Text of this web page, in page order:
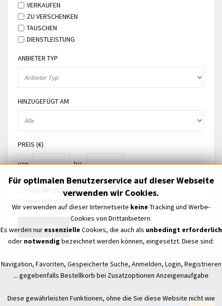
VERKAUFEN
ZU VERSCHENKEN
TAUSCHEN
DIENSTLEISTUNG
ANBIETER TYP
HINZUGEFÜGT AM
PREIS (€)
von bis
NUR MIT BILDERN
NUR MIT VIDEOS
SUCHEN
Für optimalen Benutzerservice auf dieser Webseite
verwenden wir Cookies.
Wir verwenden auf dieser Internetseite keine Tracking und Werbe-
Cookies von Drittanbietern.
Es werden nur essenzielle Cookies, die auch als unbedingt erforderlich
oder notwendig bezeichnet werden können, eingesetzt. Diese sind:
Navigation, Favoriten, Gespeicherte Suche, Anmelden, Login, Registrieren
... gegebenfalls Bestellkorb bei Zusatzoptionen Anzeigenaufgabe
Diese gewährleisten Funktionen, ohne die Sie diese Website nicht wie